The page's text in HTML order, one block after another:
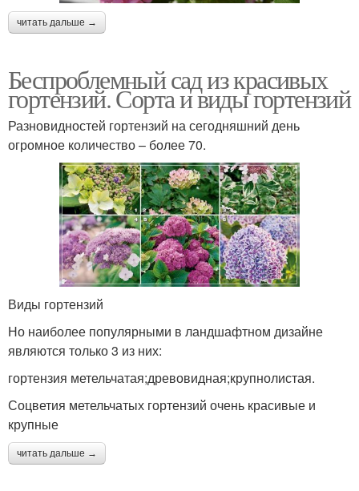
читать дальше →
Беспроблемный сад из красивых
гортензий. Сорта и виды гортензий
Разновидностей гортензий на сегодняшний день
огромное количество – более 70.
Виды гортензий
Но наиболее популярными в ландшафтном дизайне
являются только 3 из них:
гортензия метельчатая;древовидная;крупнолистая.
Соцветия метельчатых гортензий очень красивые и
крупные
читать дальше →